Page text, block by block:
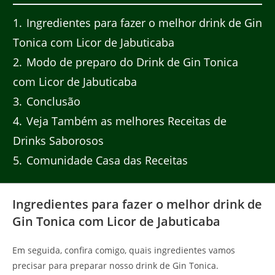
1
Ingredientes para fazer o melhor drink de Gin
Tonica com Licor de Jabuticaba
2 Modo de preparo do Drink de Gin Tonica
com Licor de Jabuticaba
3 Conclusão
4 Veja Também as melhores Receitas de
Drinks Saborosos
5 Comunidade Casa das Receitas
Ingredientes para fazer o melhor drink de
Gin Tonica com Licor de Jabuticaba
Em seguida, confira comigo, quais ingredientes vamos
precisar para preparar nosso drink de Gin Tonica.